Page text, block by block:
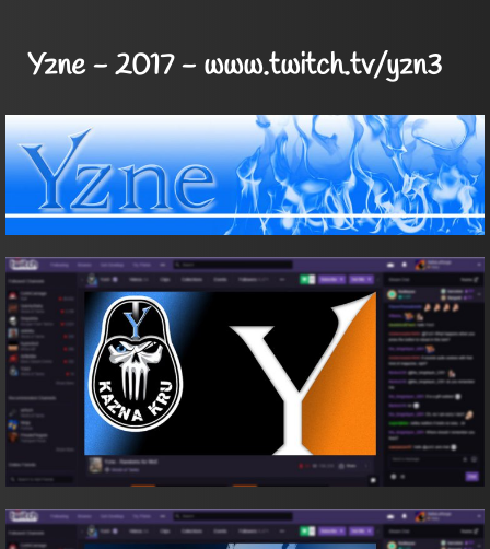
Yzne - 2017 - www.twitch.tv/yzn3